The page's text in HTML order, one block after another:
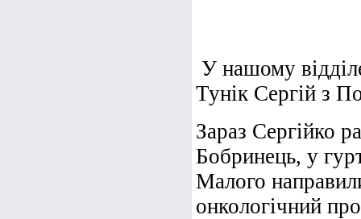
У нашому
Тунік Сергій з
Зараз Сергійко
Бобринець, у
Малого
онкологічний